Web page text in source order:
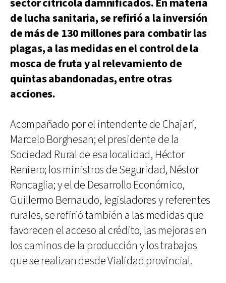
sector citrícola damnificados. En materia
de lucha sanitaria, se refirió a la inversión
de más de 130 millones para combatir las
plagas, a las medidas en el control de la
mosca de fruta y al relevamiento de
quintas abandonadas, entre otras
acciones.
Acompañado por el intendente de Chajarí,
Marcelo Borghesan; el presidente de la
Sociedad Rural de esa localidad, Héctor
Reniero; los ministros de Seguridad, Néstor
Roncaglia; y el de Desarrollo Económico,
Guillermo Bernaudo, legisladores y referentes
rurales, se refirió también a las medidas que
favorecen el acceso al crédito, las mejoras en
los caminos de la producción y los trabajos
que se realizan desde Vialidad provincial.